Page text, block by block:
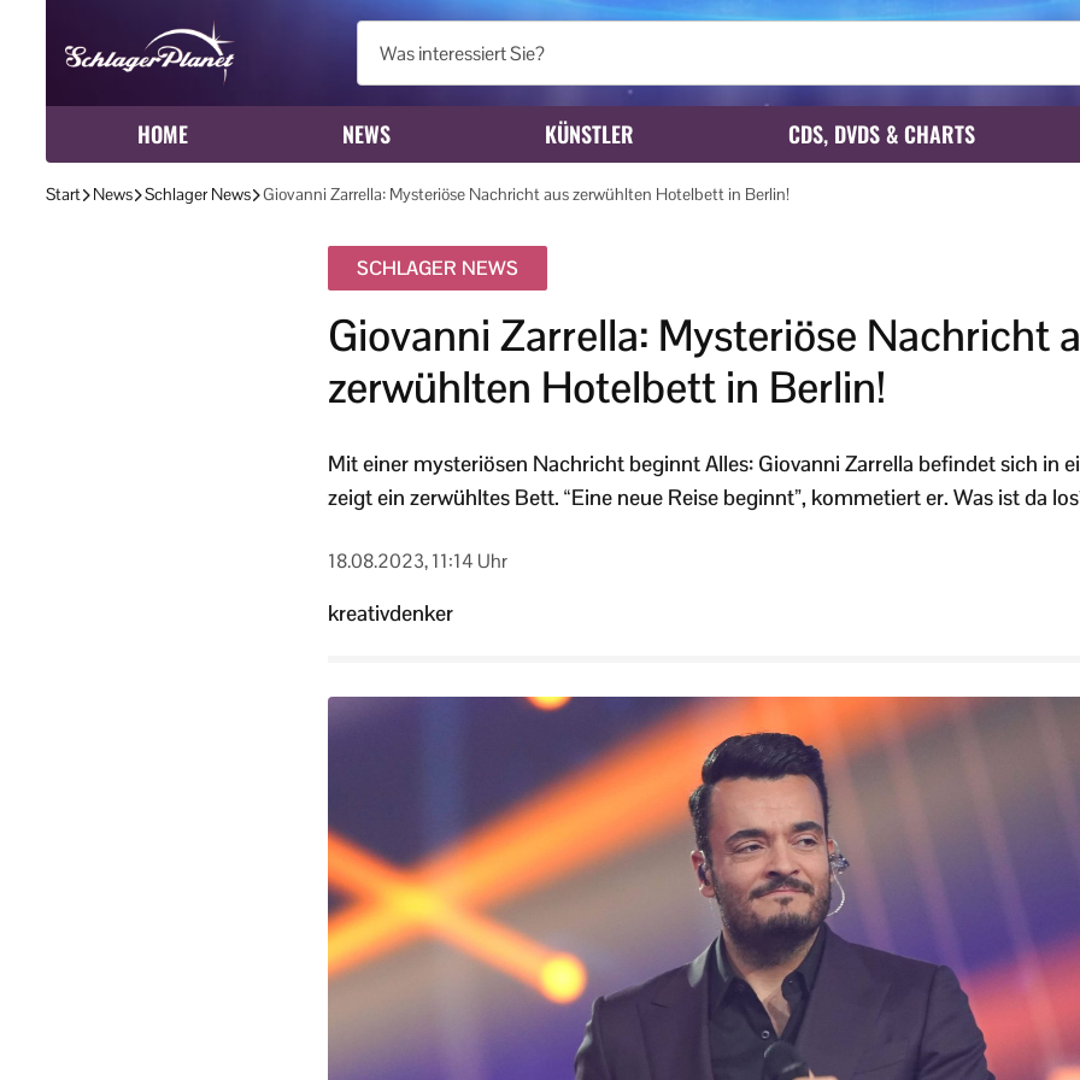
HOME NEWS KÜNSTLER CDS, DVDS & CHARTS
Start News Schlager News Giovanni Zarrella: Mysteriöse Nachricht aus zerwühlten Hotelbett in Berlin!
SCHLAGER NEWS
Giovanni Zarrella: Mysteriöse Nachricht
zerwühlten Hotelbett in Berlin!
Mit einer mysteriösen Nachricht beginnt Alles: Giovanni Zarrella befindet sich in
zeigt ein zerwühltes Bett. “Eine neue Reise beginnt”, kommetiert er. Was ist da
18.08.2023, 11:14 Uhr
kreativdenker